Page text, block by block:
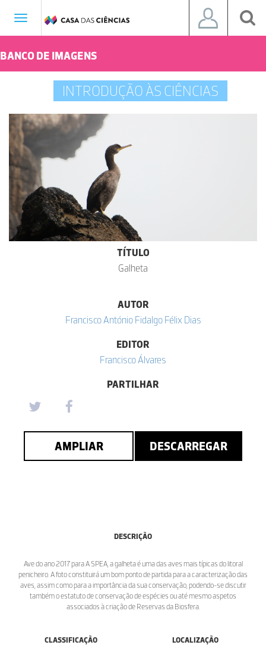
Toggle
BANCO DE IMAGENS
INTRODUÇÃO ÀS CIÊNCIAS
TÍTULO
Galheta
AUTOR
Francisco António Fidalgo Félix Dias
EDITOR
Francisco Álvares
PARTILHAR
AMPLIAR DESCARREGAR
DESCRIÇÃO
Ave do ano 2017 para A SPEA, a galheta é uma das aves mais típicas do litoral
penicheiro. A foto constituirá um bom ponto de partida para a caracterização das
aves, assim como para a importância da sua conservação, podendo-se discutir
também o estatuto de conservação de espécies ou até mesmo aspetos
associados à criação de Reservas da Biosfera.
CLASSIFICAÇÃO LOCALIZAÇÃO